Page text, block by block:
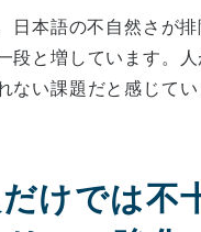
日本語の不自然さが
段と増しています。
ない課題だと感じてい
けでは不